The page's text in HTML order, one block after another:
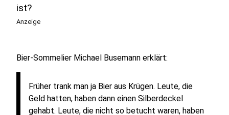
ist?
Anzeige
Bier-Sommelier Michael Busemann erklärt:
Früher trank man ja Bier aus Krügen. Leute, die
Geld hatten, haben dann einen Silberdeckel
gehabt. Leute, die nicht so betucht waren, haben